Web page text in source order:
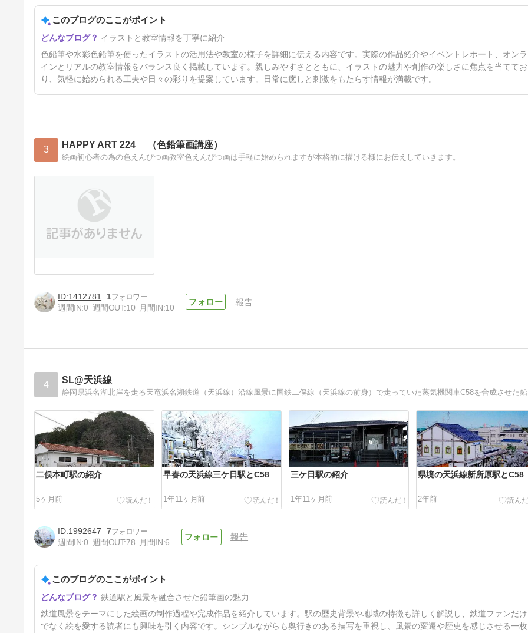
【絵を描く暮らし】おやつ絵日
記
4日前
このブログのここがポイント
イラストと教室情報を丁寧に紹介
色鉛筆や水彩色鉛筆を使ったイラストの活用法や教室の様子を詳細に伝える内容です。実際の作品紹介やイベントレポート、オンラ
インとリアルの教室情報をバランス良く掲載しています。親しみやすさとともに、イラストの魅力や創作の楽しさに焦点を当ててお
り、気軽に始められる工夫や日々の彩りを提案しています。日常に癒しと刺激をもたらす情報が満載です。
3 HAPPY ART 224 （色鉛筆画講座）
絵画初心者の為の色えんぴつ画教室色えんぴつ画は手軽に始められますが本格的に描ける様にお伝えしていきます。
1412781
1
週間IN:0 週間OUT:10 月間IN:10
報告
4 SL@天浜線
二俣本町駅の紹介
5ヶ月前
早春の天浜線三ケ日駅とC58
1年11ヶ月前
三ケ日駅の紹介
1年11ヶ月前
県境の天浜線新所原駅とC58
2年前
新所原駅の紹介
2年前
1992647
7
週間IN:0 週間OUT:78 月間IN:6
報告
このブログのここがポイント
鉄道駅と風景を融合させた鉛筆画の魅力
鉄道風景をテーマにした絵画の制作過程や完成作品を紹介しています。駅の歴史背景や地域の特徴も詳しく解説し、鉄道ファンだけ
でなく絵を愛する読者にも興味を引く内容です。シンプルながらも奥行きのある描写を重視し、風景の変遷や歴史を感じさせる一枚